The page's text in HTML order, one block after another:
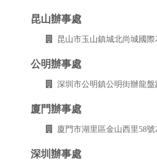
昆山辦事處
昆山市玉山鎮城北尚城國際
公明辦事處
深圳市公明鎮公明街辦龍盤
廈門辦事處
廈門市湖里區金山西里58號
深圳辦事處